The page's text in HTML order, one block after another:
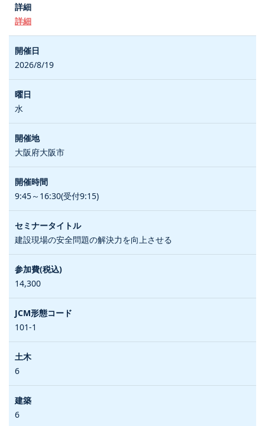
詳細
2026/8/19
水
大阪府大阪市
9:45～16:30(受付9:15)
建設現場の安全問題の解決力を向上させる
14,300
101-1
6
6